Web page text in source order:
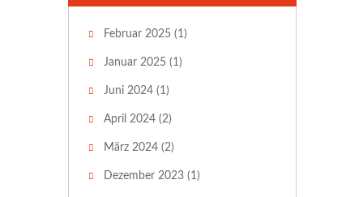
Februar 2025 (1)
Januar 2025 (1)
Juni 2024 (1)
April 2024 (2)
März 2024 (2)
Dezember 2023 (1)